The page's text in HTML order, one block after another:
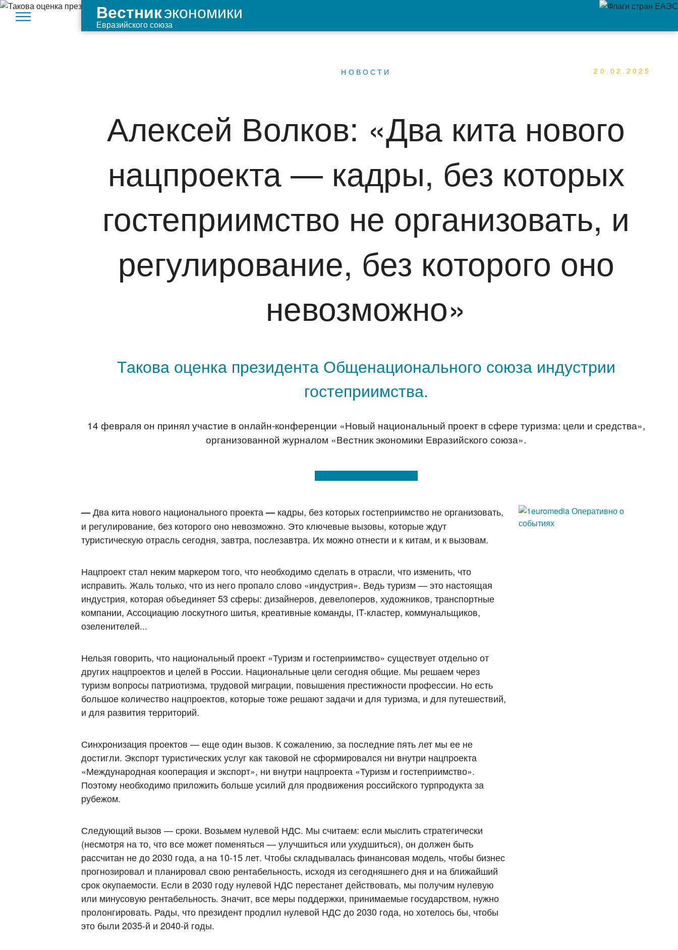
Вестникэкономики
Евразийского союза
НОВОСТИ 20.02.2025
Алексей Волков: «Два кита нового
нацпроекта — кадры, без которых
гостеприимство не организовать, и
регулирование, без которого оно
невозможно»
Такова оценка президента Общенационального союза индустрии
гостеприимства.
14 февраля он принял участие в онлайн-конференции «Новый национальный проект в сфере туризма: цели и средства»,
организованной журналом «Вестник экономики Евразийского союза».
—Два кита нового национального проекта— кадры, без которых гостеприимство не организовать,
и регулирование, без которого оно невозможно. Это ключевые вызовы, которые ждут
туристическую отрасль сегодня, завтра, послезавтра. Их можно отнести и к китам, и к вызовам.
Нацпроект стал неким маркером того, что необходимо сделать в отрасли, что изменить, что
исправить. Жаль только, что из него пропало слово «индустрия». Ведь туризм — это настоящая
индустрия, которая объединяет 53 сферы: дизайнеров, девелоперов, художников, транспортные
компании, Ассоциацию лоскутного шитья, креативные команды, IT-кластер, коммунальщиков,
озеленителей...
Нельзя говорить, что национальный проект «Туризм и гостеприимство» существует отдельно от
других нацпроектов и целей в России. Национальные цели сегодня общие. Мы решаем через
туризм вопросы патриотизма, трудовой миграции, повышения престижности профессии. Но есть
большое количество нацпроектов, которые тоже решают задачи и для туризма, и для путешествий,
и для развития территорий.
Синхронизация проектов — еще один вызов. К сожалению, за последние пять лет мы ее не
достигли. Экспорт туристических услуг как таковой не сформировался ни внутри нацпроекта
«Международная кооперация и экспорт», ни внутри нацпроекта «Туризм и гостеприимство».
Поэтому необходимо приложить больше усилий для продвижения российского турпродукта за
рубежом.
Следующий вызов — сроки. Возьмем нулевой НДС. Мы считаем: если мыслить стратегически
(несмотря на то, что все может поменяться — улучшиться или ухудшиться), он должен быть
рассчитан не до 2030 года, а на 10-15 лет. Чтобы складывалась финансовая модель, чтобы бизнес
прогнозировал и планировал свою рентабельность, исходя из сегодняшнего дня и на ближайший
срок окупаемости. Если в 2030 году нулевой НДС перестанет действовать, мы получим нулевую
или минусовую рентабельность. Значит, все меры поддержки, принимаемые государством, нужно
пролонгировать. Рады, что президент продлил нулевой НДС до 2030 года, но хотелось бы, чтобы
это были 2035-й и 2040-й годы.